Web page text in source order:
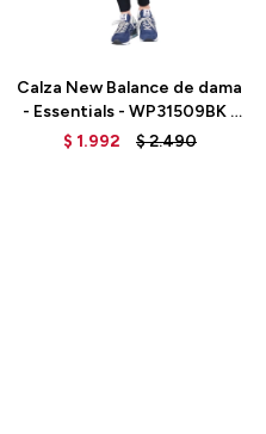
Calza New Balance de dama
- Essentials - WP31509BK -
BLACK
$ 1.992 $2.490